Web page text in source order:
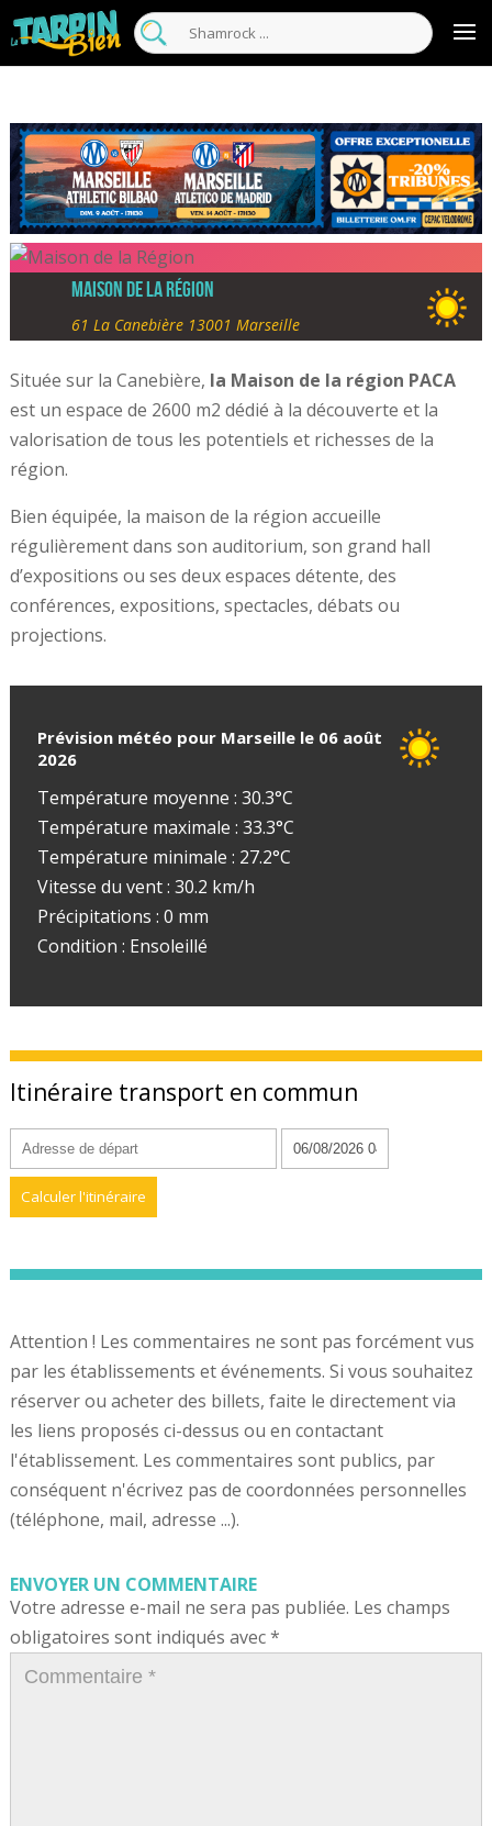
Maison de la Région
61 La Canebière 13001 Marseille
Située sur la Canebière, la Maison de la région PACA
est un espace de 2600 m2 dédié à la découverte et la
valorisation de tous les potentiels et richesses de la
région.
Bien équipée, la maison de la région accueille
régulièrement dans son auditorium, son grand hall
d’expositions ou ses deux espaces détente, des
conférences, expositions, spectacles, débats ou
projections.
Prévision météo pour Marseille le 06 août
2026
Température moyenne : 30.3°C
Température maximale : 33.3°C
Température minimale : 27.2°C
Vitesse du vent : 30.2 km/h
Précipitations : 0 mm
Condition : Ensoleillé
Itinéraire transport en commun
Attention ! Les commentaires ne sont pas forcément vus
par les établissements et événements. Si vous souhaitez
réserver ou acheter des billets, faite le directement via
les liens proposés ci-dessus ou en contactant
l'établissement. Les commentaires sont publics, par
conséquent n'écrivez pas de coordonnées personnelles
(téléphone, mail, adresse ...).
ENVOYER UN COMMENTAIRE
Votre adresse e-mail ne sera pas publiée. Les champs
obligatoires sont indiqués avec*